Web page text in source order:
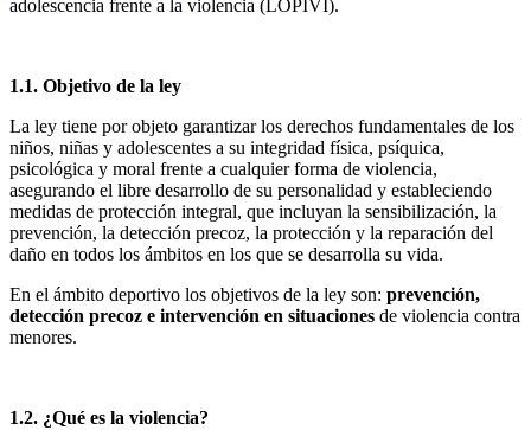
adolescencia frente a la violencia (LOPIVI).
1.1. Objetivo de la ley
La ley tiene por objeto garantizar los derechos fundamentales de los
niños, niñas y adolescentes a su integridad física, psíquica,
psicológica y moral frente a cualquier forma de violencia,
asegurando el libre desarrollo de su personalidad y estableciendo
medidas de protección integral, que incluyan la sensibilización, la
prevención, la detección precoz, la protección y la reparación del
daño en todos los ámbitos en los que se desarrolla su vida.
En el ámbito deportivo los objetivos de la ley son: prevención,
detección precoz e intervención en situaciones de violencia contra
menores.
1.2. ¿Qué es la violencia?